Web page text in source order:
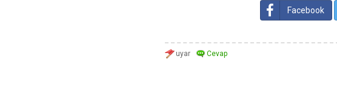
Facebook